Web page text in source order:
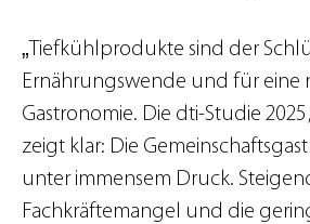
„ Tiefkühlprodukte sind der
Ernährungswende und für eine
Gastronomie. Die dti-Studie 2025
zeigt klar: Die
unter immensem Druck.
Fachkräftemangel und die